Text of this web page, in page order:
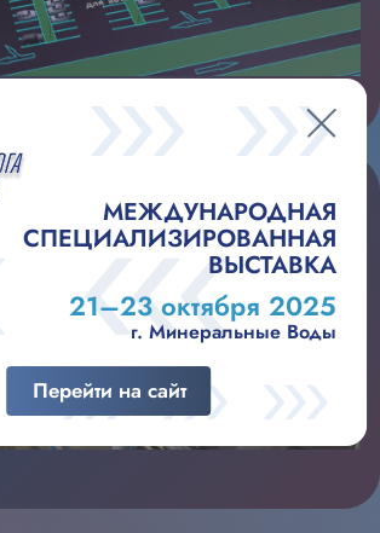
МЕЖДУНАРОДНАЯ
СПЕЦИАЛИЗИРОВАННАЯ
ВЫСТАВКА
21–23 октября 2025
г. Минеральные Воды
Перейти на сайт